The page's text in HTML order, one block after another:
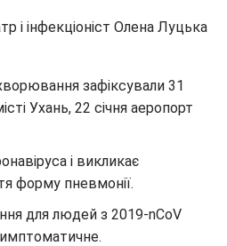
і інфекціоніст Олена Луцька
зафіксували 31
Ухань, 22 січня аеропорт
і викликає
форму пневмонії.
для людей з 2019-nCoV